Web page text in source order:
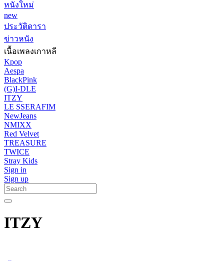
หนังใหม่
new
ประวัติดารา
ข่าวหนัง
เนื้อเพลงเกาหลี
Kpop
Aespa
BlackPink
(G)I-DLE
ITZY
LE SSERAFIM
NewJeans
NMIXX
Red Velvet
TREASURE
TWICE
Stray Kids
Sign in
Sign up
ITZY